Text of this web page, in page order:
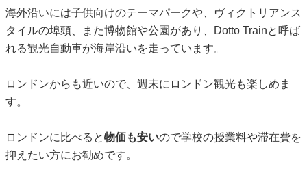
海外沿いには子供向けのテーマパークや、ヴィクトリアンス
タイルの埠頭、また博物館や公園があり、Dotto Trainと呼ば
れる観光自動車が海岸沿いを走っています。
ロンドンからも近いので、週末にロンドン観光も楽しめま
す。
ロンドンに比べると物価も安いので学校の授業料や滞在費を
抑えたい方にお勧めです。